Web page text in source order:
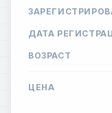
ДАТА
ВОЗРАСТ
ЦЕНА